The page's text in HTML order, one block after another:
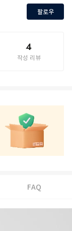
팔로우
4
작성 리뷰
FAQ